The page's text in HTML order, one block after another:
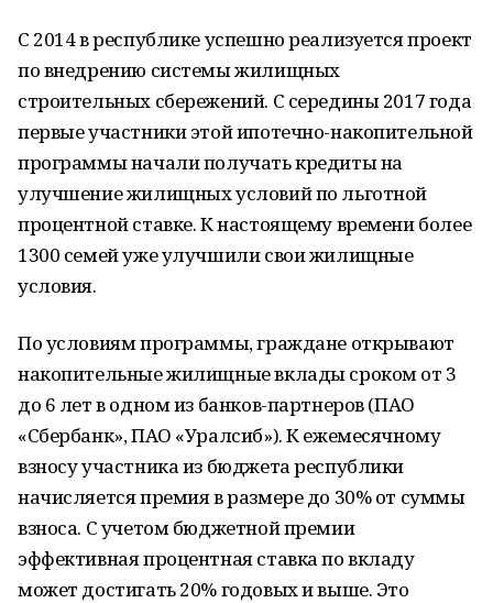
С 2014 в республике успешно реализуется проект
по внедрению системы жилищных
строительных сбережений. С середины 2017 года
первые участники этой ипотечно-накопительной
программы начали получать кредиты на
улучшение жилищных условий по льготной
процентной ставке. К настоящему времени более
1300 семей уже улучшили свои жилищные
условия.
По условиям программы, граждане открывают
накопительные жилищные вклады сроком от 3
до 6 лет в одном из банков-партнеров (ПАО
«Сбербанк», ПАО «Уралсиб»). К ежемесячному
взносу участника из бюджета республики
начисляется премия в размере до 30% от суммы
взноса. С учетом бюджетной премии
эффективная процентная ставка по вкладу
может достигать 20% годовых и выше. Это